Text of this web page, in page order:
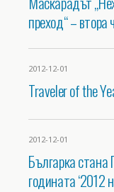
преход“ – втора
2012-12-01
Traveler of the
2012-12-01
Българка
годината